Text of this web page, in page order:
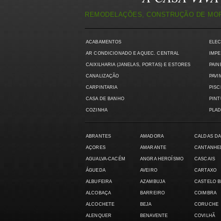
REMODELAÇÕES, CONSTRUÇÃO DE
ACABAMENTOS
AR CONDICIONADO E AQUEC. CENTRAL
CAIXILHARIA (JANELAS, PORTAS) E ESTORES
CANALIZAÇÃO
CARPINTARIA
CASA DE BANHO
COZINHA
ABRANTES
AÇORES
AGUALVA-CACÉM
ÁGUEDA
ALBUFEIRA
ALCOBAÇA
ALCOCHETE
ALENQUER
AMADORA
AMARANTE
ANGRA HEROÍSMO
AVEIRO
AZAMBUJA
BARREIRO
BEJA
BENAVENTE
CALDAS
CASCAIS
CARTAXO
CASTELO
COIMBRA
CORUCHE
COVILHÃ